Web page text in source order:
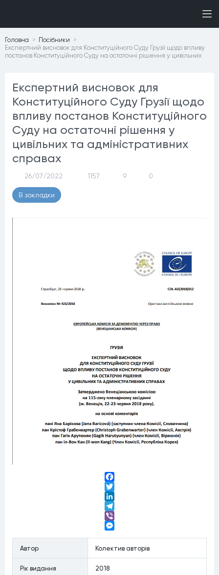
Головна
Посiбники
Експертний висновок для Конституційного Суду Грузії щодо впливу
постанов Конституційного Суду на остаточні рішення у цивільних
Експертний висновок для
Конституційного Суду Грузії щодо
впливу постанов Конституційного
Суду на остаточні рішення у
цивільних та адміністративних
справах
26/07/2022 1157 9 0
В закладки
Facebook
Twitter
LinkedIn
Telegram
Viber
Автор
Колектив авторів
Рiк видання 2018